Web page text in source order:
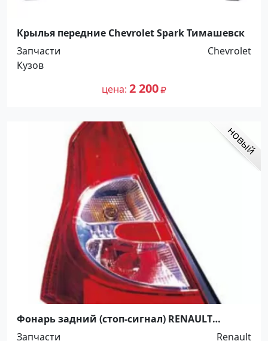
Крылья передние Chevrolet Spark Тимашевск
Запчасти
Chevrolet
Кузов
цена 2 200
Фонарь задний (стоп-сигнал) RENAULT
SANDERO 2010 г. (R+L) Краснодар
Запчасти
Renault